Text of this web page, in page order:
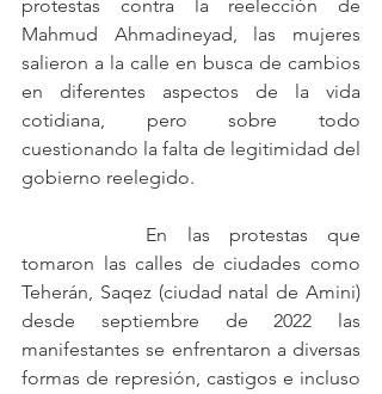
protestas contra la reelección de
Mahmud Ahmadineyad, las mujeres
salieron a la calle en busca de cambios
en diferentes aspectos de la vida
cotidiana, pero sobre todo
cuestionando la falta de legitimidad del
gobierno reelegido.
tomaron las calles de ciudades como
Teherán, Saqez (ciudad natal de Amini)
desde septiembre de 2022 las
manifestantes se enfrentaron a diversas
formas de represión, castigos e incluso